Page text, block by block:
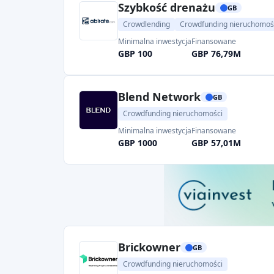
Szybkość drenażu GB
Crowdlending
Crowdfunding
Minimalna inwestycja
GBP 100
Finansowane
GBP 76,79M
Blend Network GB
Crowdfunding nieruchomości
Minimalna inwestycja
GBP 1000
Finansowane
GBP 57,01M
Brickowner GB
Crowdfunding nieruchomości